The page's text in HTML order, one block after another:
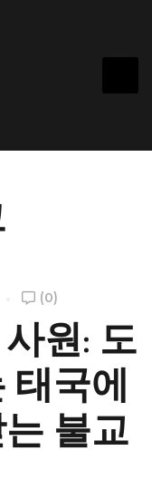
(0)
원: 도
태국에
불교